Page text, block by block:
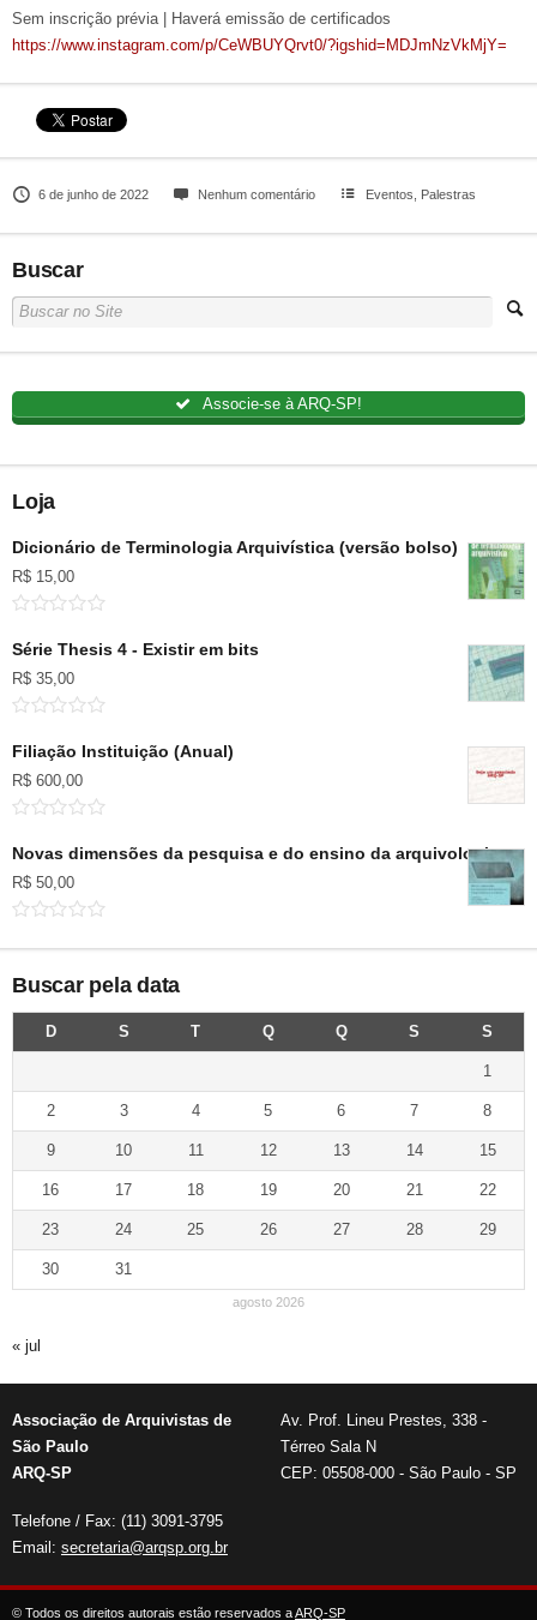
Sem inscrição prévia | Haverá emissão de certificados
https://www.instagram.com/p/CeWBUYQrvt0/?igshid=MDJmNzVkMjY=
6 de junho de 2022 Nenhum comentário Eventos Palestras
Buscar
Associe-se à ARQ-SP!
Loja
Dicionário de Terminologia Arquivística (versão bolso)
R$ 15,00
Série Thesis 4 - Existir em bits
R$ 35,00
Filiação Instituição (Anual)
R$ 600,00
Novas dimensões da pesquisa e do ensino da arquivologia no
R$ 50,00
Buscar pela data
agosto 2026
D S T Q Q S S
1
2 3 4 5 6 7 8
9 10 11 12 13 14 15
16 17 18 19 20 21 22
23 24 25 26 27 28 29
30 31
« jul
Associação de Arquivistas de
São Paulo
ARQ-SP
Av. Prof. Lineu Prestes, 338 -
Térreo Sala N
CEP: 05508-000 - São Paulo - SP
Telefone / Fax: (11) 3091-3795
Email: secretaria@arqsp.org.br
© Todos os direitos autorais estão reservados aARQ-SP